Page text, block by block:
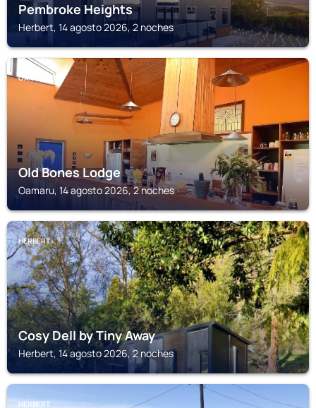
Pembroke Heights
Herbert, 14 agosto 2026, 2 noches
OAMARU
Old Bones Lodge
Oamaru, 14 agosto 2026, 2 noches
HERBERT
Cosy Dell by Tiny Away
Herbert, 14 agosto 2026, 2 noches
HERBERT